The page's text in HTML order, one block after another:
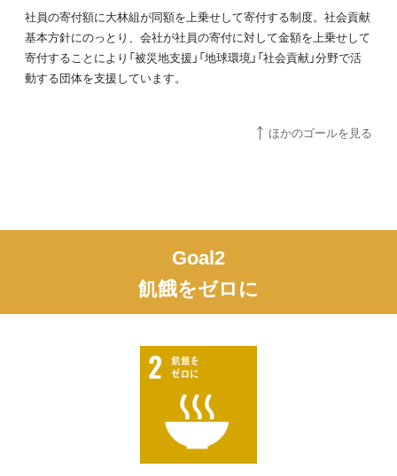
社員の寄付額に大林組が同額を上乗せして寄付する制度。社会貢献
基本方針にのっとり、会社が社員の寄付に対して金額を上乗せして
寄付することにより「被災地支援」「地球環境」「社会貢献」分野で活
動する団体を支援しています。
ほかのゴールを見る
Goal2
飢餓をゼロに